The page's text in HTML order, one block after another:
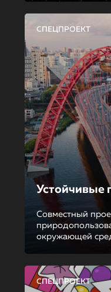
СПЕЦПРОЕКТ
Устойчивые
Совместный
окружающей
СПЕЦПРОЕКТ